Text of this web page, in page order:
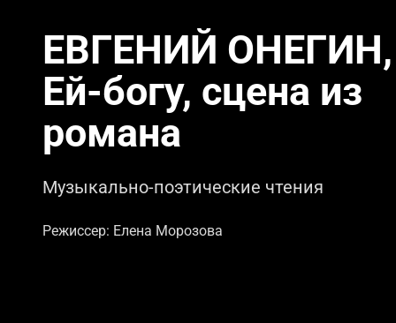
ЕВГЕНИЙ ОНЕГИН,
Ей-богу, сцена из
романа
Музыкально-поэтические чтения
Режиссер: Елена Морозова